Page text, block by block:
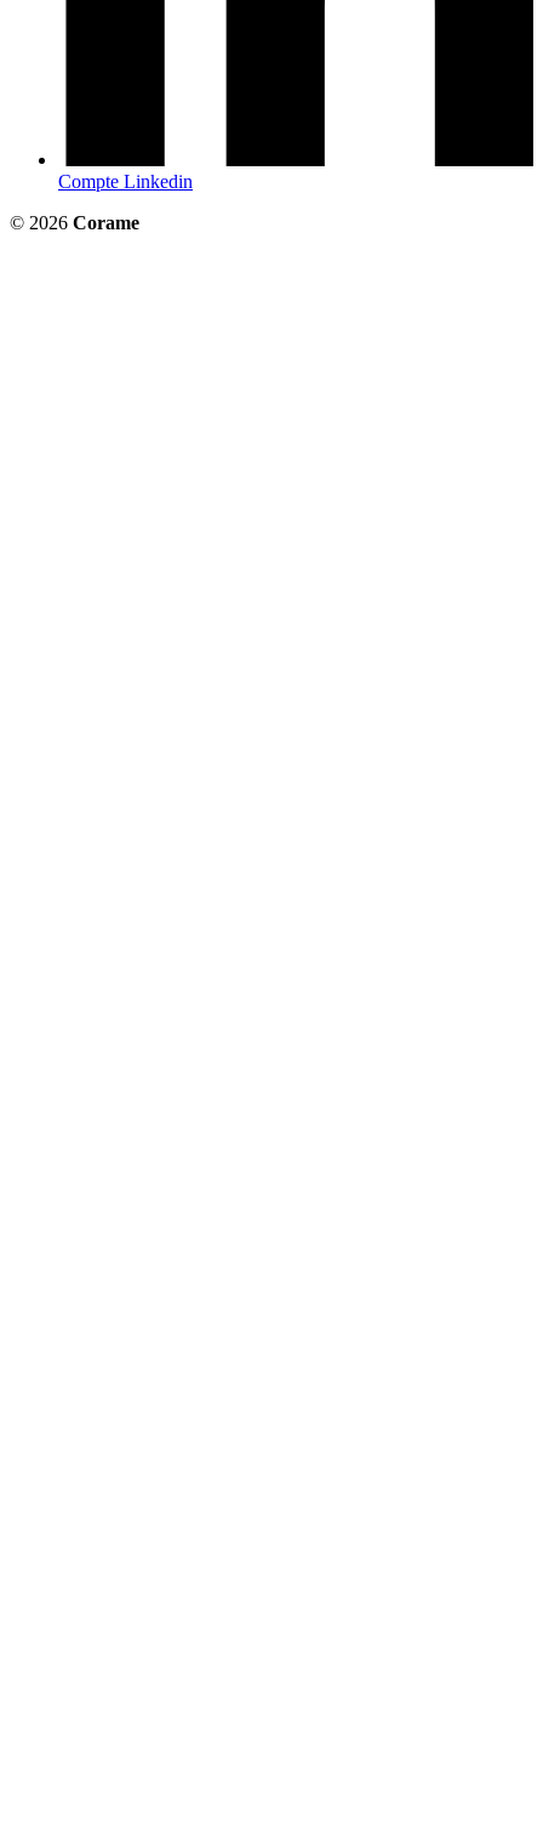
Compte Linkedin
© 2026 Corame